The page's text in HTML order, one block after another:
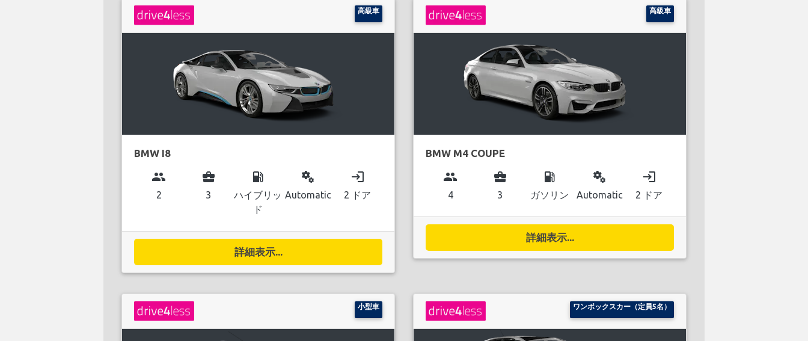
高級車
BMW I8
group
2
business_center
3
local_gas_station
ハイブリッ
ド
miscellaneous_services
Automatic
login
2 ドア
詳細表示...
高級車
BMW M4 COUPE
group
4
business_center
3
local_gas_station
ガソリン
miscellaneous_services
Automatic
login
2 ドア
詳細表示...
小型車 ワンボックスカー（定員5名）